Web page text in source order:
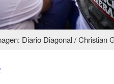
Diario Diagonal / Christian